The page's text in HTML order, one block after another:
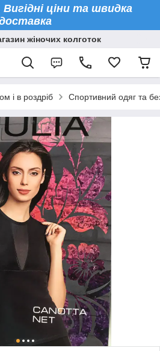
Вигідні ціни та швидка
жіночих колготок
і в роздріб Спортивний одяг та